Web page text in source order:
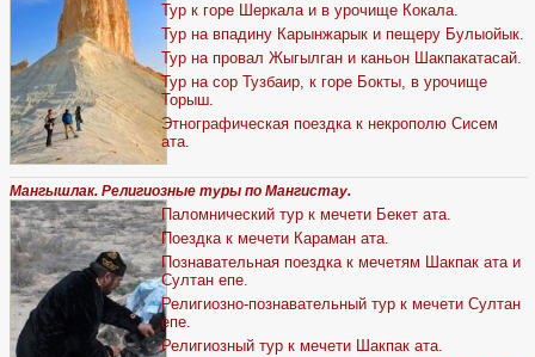
Тур к горе Шеркала и в урочище Кокала.
Тур на впадину Карынжарык и пещеру Булыойык.
Тур на провал Жыгылган и каньон Шакпакатасай.
Тур на сор Тузбаир, к горе Бокты, в урочище
Торыш.
Этнографическая поездка к некрополю Сисем
ата.
Мангышлак. Религиозные туры по Мангистау.
Паломнический тур к мечети Бекет ата.
Поездка к мечети Караман ата.
Познавательная поездка к мечетям Шакпак ата и
Султан епе.
Религиозно-познавательный тур к мечети Султан
епе.
Религиозный тур к мечети Шакпак ата.